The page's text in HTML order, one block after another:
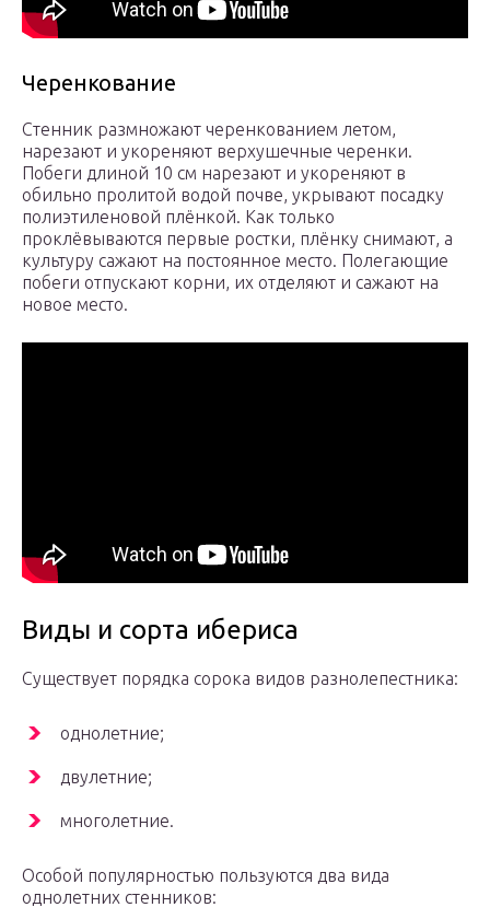
Черенкование
Стенник размножают черенкованием летом,
нарезают и укореняют верхушечные черенки.
Побеги длиной 10 см нарезают и укореняют в
обильно пролитой водой почве, укрывают посадку
полиэтиленовой плёнкой. Как только
проклёвываются первые ростки, плёнку снимают, а
культуру сажают на постоянное место. Полегающие
побеги отпускают корни, их отделяют и сажают на
новое место.
Виды и сорта ибериса
Существует порядка сорока видов разнолепестника:
однолетние;
двулетние;
многолетние.
Особой популярностью пользуются два вида
однолетних стенников: